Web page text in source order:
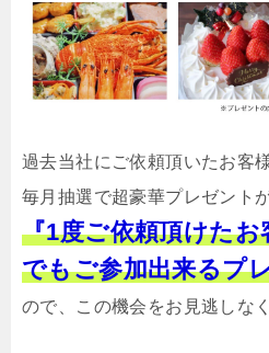
過去当社にご依頼頂いたお客
毎月抽選で超豪華プレゼント
『1度ご依頼頂けたお
でもご参加出来るプ
ので、この機会をお見逃しなく